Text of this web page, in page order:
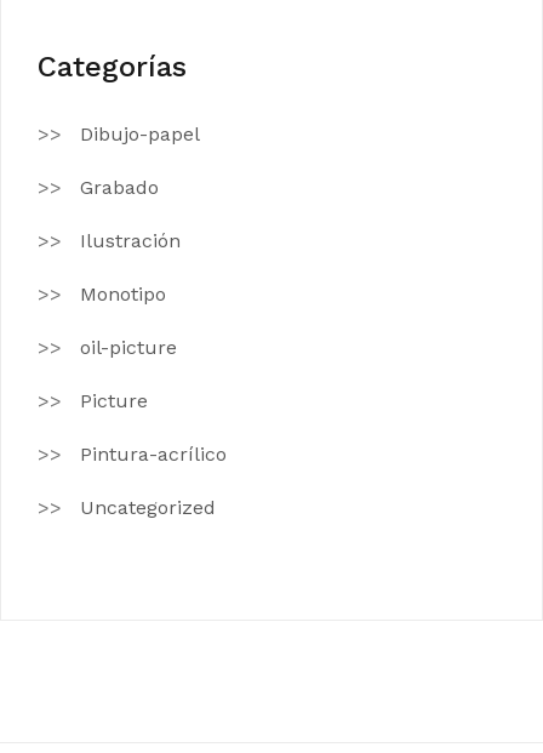
Categorías
Dibujo-papel
Grabado
Ilustración
Monotipo
oil-picture
Picture
Pintura-acrílico
Uncategorized